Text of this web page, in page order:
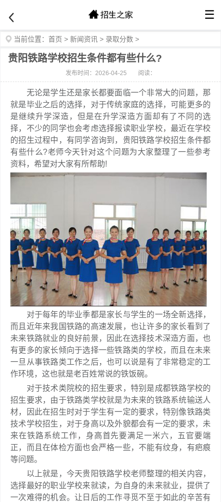
☰
当前位置： 首页 > 新闻资讯 > 录取分数 >
贵阳铁路学校招生条件都有些什么?
发布时间：2026-04-25 阅读：
无论是学生还是家长都要面临一个非常大的问题，那
就是毕业之后的选择，对于传统家庭的选择，可能更多的
是继续升学深造，但是在升学深造方面却有了不同的选
择，不少的同学也会考虑选择报读职业学校，最近在学校
的招生过程中，有同学咨询到，贵阳铁路学校招生条件都
有些什么?老师今天针对这个问题为大家整理了一些参考
资料，希望对大家有所帮助!
对于每年的毕业季都是家长与学生的一场全新选择，
而且近年来我国铁路的高速发展，也让许多的家长看到了
未来铁路就业的良好前景，因此在选择技术深造方面，也
有更多的家长倾向于选择一些铁路类的学校，而且在未来
一旦从事铁路类工作之后，也可以说是有了非常稳定的工
作环境，这也就是老百姓常说的铁饭碗。
对于技术类院校的招生要求，特别是成都铁路学校的
招生要求，由于铁路类学校就是为未来的铁路系统输送人
材，因此在招生时对于学生有一定的要求，特别像铁路类
技术学校招生，对于身高以及外貌都会有一定的要求，未
来在铁路系统工作，身高首先要满足一米六，五官要端
正，而且在体检方面也会严格一些，不能有纹身，有疤痕
等问题。
以上就是，今天贵阳铁路学校老师整理的相关内容，
选择最好的职业学校来就读，为自身的未来就业，提供了
一次难得的机会。让日后的工作寻觅不至于如此的辛苦有